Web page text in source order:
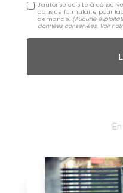
J'autorise ce site à
dans ce formulaire pour
demande. (Aucune
données conservées. Voir